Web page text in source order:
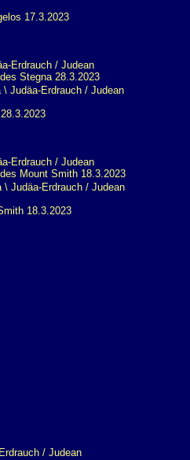
17.3.2023
\ Judäa-Erdrauch / Judean
\ Judäa-Erdrauch / Judean
18.3.2023